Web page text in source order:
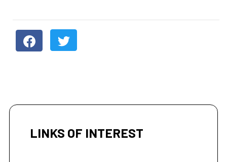
LINKS OF INTEREST